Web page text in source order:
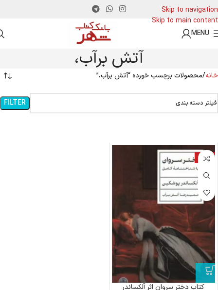
Skip to navigation
Skip to main content
MENU
آتش برآب،
خانه محصولات برچسب خورده “آتش برآب،”
فیلتر دسته بندی FILTER
-18%
کتاب دختر سروان اثر آلکساندر